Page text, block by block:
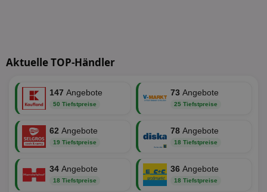
Aktuelle TOP-Händler
147 Angebote
50 Tiefstpreise
73 Angebote
25 Tiefstpreise
62 Angebote
19 Tiefstpreise
78 Angebote
18 Tiefstpreise
34 Angebote
18 Tiefstpreise
36 Angebote
18 Tiefstpreise
Unklassifizierte
Unbedingt erforderlich
Performance
Unbedingt erforderliche Cookies ermöglichen
wesentliche Kernfunktionen der Website wie die